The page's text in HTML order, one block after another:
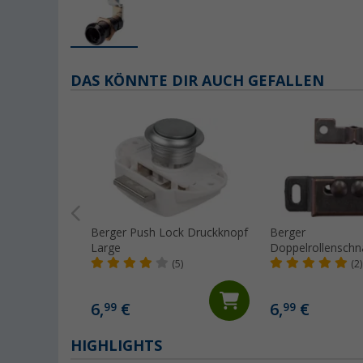
DAS KÖNNTE DIR AUCH GEFALLEN
Berger Push Lock Druckknopf
Large
(5)
6,99 €
Berger
mit Gegenstück (2)
6,99 €
HIGHLIGHTS